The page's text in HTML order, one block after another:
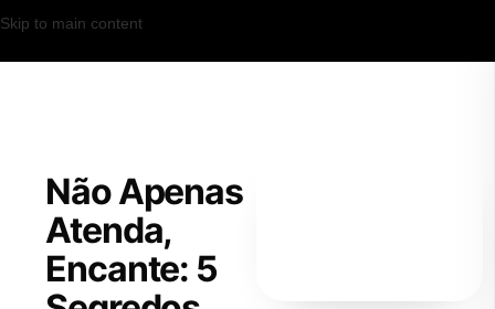
Skip to main content
Não Apenas
Atenda,
Encante: 5